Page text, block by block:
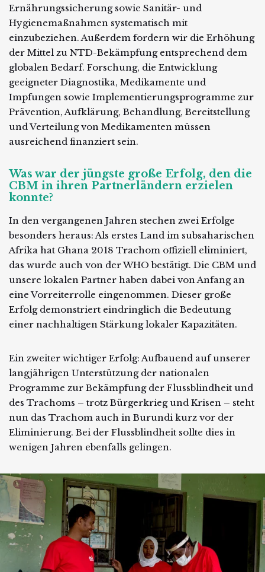
Er­nährungssicherung sowie Sanitär- und
Hygienemaßnahmen systematisch mit
einzubeziehen. Außerdem fordern wir die Erhöhung
der Mittel zu NTD-Bekämpfung entsprechend dem
globalen Bedarf. Forschung, die Entwicklung
geeigneter Diagnostika, Medika­mente und
Impfungen sowie Implementierungs­programme zur
Prävention, Aufklärung, Behand­lung, Bereitstellung
und Verteilung von Medika­menten müssen
ausreichend finanziert sein.
Was war der jüngste große Erfolg, den die
CBM in ihren Partnerländern erzielen
konnte?
In den vergangenen Jahren stechen zwei Erfolge
besonders heraus: Als erstes Land im subsaharischen
Afrika hat Ghana 2018 Trachom offiziell eliminiert,
das wurde auch von der WHO bestätigt. Die CBM und
unsere lokalen Partner haben dabei von Anfang an
eine Vorreiterrolle eingenommen. Dieser große
Erfolg demonstriert eindringlich die Bedeutung
einer nachhaltigen Stärkung lokaler Kapazitäten.
Ein zweiter wichtiger Erfolg: Aufbauend auf unserer
langjährigen Unterstützung der nationalen
Programme zur Bekämpfung der Flussblindheit und
des Trachoms – trotz Bürgerkrieg und Krisen – steht
nun das Trachom auch in Burundi kurz vor der
Eliminierung. Bei der Flussblindheit sollte dies in
wenigen Jahren ebenfalls gelingen.